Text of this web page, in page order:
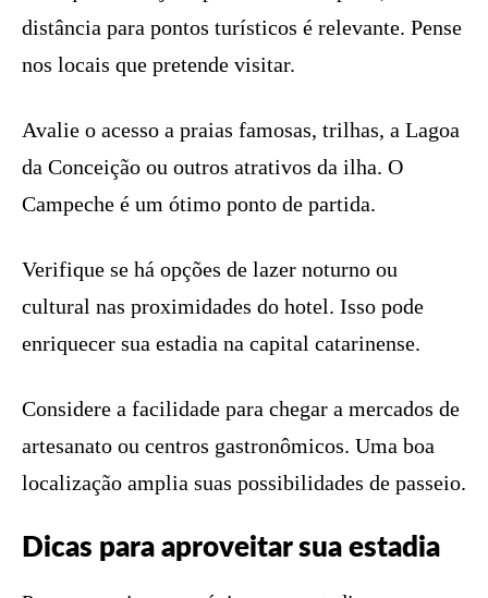
distância para pontos turísticos é relevante. Pense
nos locais que pretende visitar.
Avalie o acesso a praias famosas, trilhas, a Lagoa
da Conceição ou outros atrativos da ilha. O
Campeche é um ótimo ponto de partida.
Verifique se há opções de lazer noturno ou
cultural nas proximidades do hotel. Isso pode
enriquecer sua estadia na capital catarinense.
Considere a facilidade para chegar a mercados de
artesanato ou centros gastronômicos. Uma boa
localização amplia suas possibilidades de passeio.
Dicas para aproveitar sua estadia